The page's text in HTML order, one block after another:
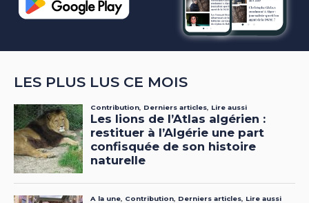
LES PLUS LUS CE MOIS